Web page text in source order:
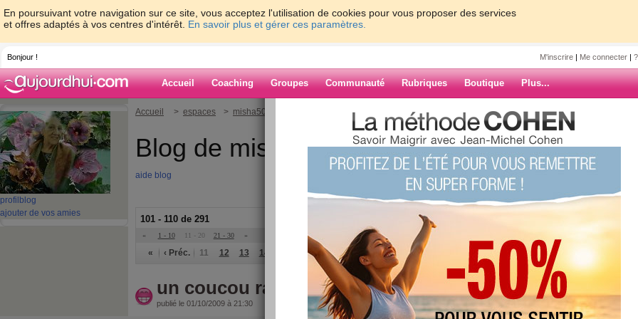
En poursuivant votre navigation sur ce site, vous acceptez l'utilisation de cookies pour vous proposer des services
et offres adaptés à vos centres d'intérêt. En savoir plus et gérer ces paramètres.
Bonjour ! M'inscrire | Me connecter |
Accueil Coaching Groupes Communauté Rubriques Boutique Plus...
profil blog
ajouter de vos amies
Accueil > espaces > misha50
Blog de misha50
aide blog
101 - 110 de 291
« 1 - 10 11 - 20 21 - 30 »
« ‹ Préc. 11 12 13 14 16 17 18 19 20 Suiv. ›
un coucou rapide
publié le 01/10/2009 à 21:30 ARCHIVES